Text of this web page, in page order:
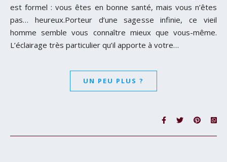
est formel : vous êtes en bonne santé, mais vous n’êtes
pas… heureux.Porteur d’une sagesse infinie, ce vieil
homme semble vous connaître mieux que vous-même.
L’éclairage très particulier qu’il apporte à votre…
UN PEU PLUS ?